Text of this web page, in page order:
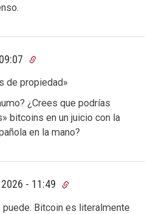
de propiedad»
¿Crees que podrías
bitcoins en un juicio con la
en la mano?
- 11:49
Bitcoin es literalmente